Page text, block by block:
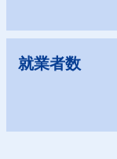
就業者数